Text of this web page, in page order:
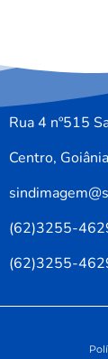
Rua 4 nº515
Centro,
(62)3255-
(62)3255-